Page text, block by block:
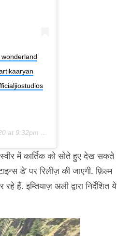
wonderland
9:32pm PST
में कार्तिक को सोते हुए देख सकते
डे’ पर रिलीज़ की जाएगी. फ़िल्म
हैं. इम्तियाज़ अली द्वारा निर्देशित ये